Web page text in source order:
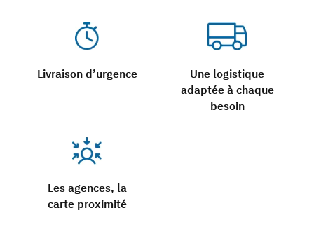
Livraison d’urgence
Une logistique
adaptée à chaque
besoin
Les agences, la
carte proximité